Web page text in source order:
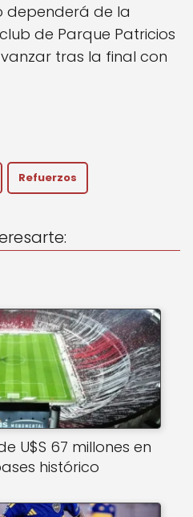
dependerá de la
de Parque Patricios
tras la final con
Refuerzos
U$S 67 millones en
histórico